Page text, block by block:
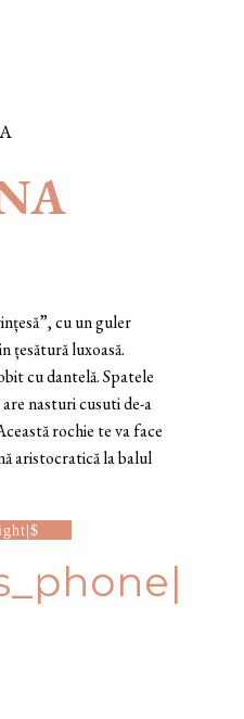
cu un guler
țesătură luxoasă.
cu dantelă. Spatele
nasturi cusuti de-a
rochie te va face
aristocratică la balul